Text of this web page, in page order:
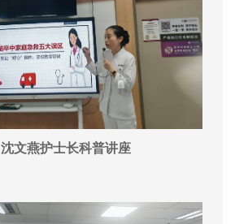
沈文燕护士长科普讲座